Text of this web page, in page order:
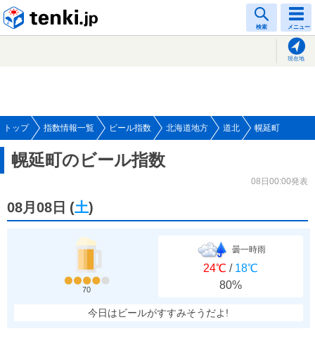
検索 メニュー
現在地
トップ 指数情報一覧 ビール指数 北海道地方 道北 幌延町
幌延町のビール指数
08日00:00発表
08月08日 (土)
70
曇一時雨
24℃ / 18℃
80%
今日はビールがすすみそうだよ!